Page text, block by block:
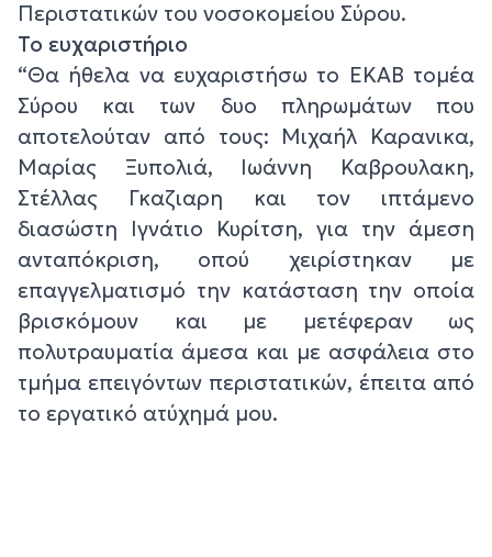
Περιστατικών του νοσοκομείου Σύρου.
Το ευχαριστήριο
“Θα ήθελα να ευχαριστήσω το ΕΚΑΒ τομέα
Σύρου και των δυο πληρωμάτων που
αποτελούταν από τους: Μιχαήλ Καρανικα,
Μαρίας Ξυπολιά, Ιωάννη Καβρουλακη,
Στέλλας Γκαζιαρη και τον ιπτάμενο
διασώστη Ιγνάτιο Κυρίτση, για την άμεση
ανταπόκριση, οπού χειρίστηκαν με
επαγγελματισμό την κατάσταση την οποία
βρισκόμουν και με μετέφεραν ως
πολυτραυματία άμεσα και με ασφάλεια στο
τμήμα επειγόντων περιστατικών, έπειτα από
το εργατικό ατύχημά μου.